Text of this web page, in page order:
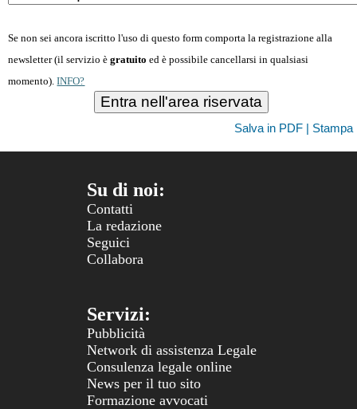
Se non sei ancora iscritto l'uso di questo form comporta la registrazione alla
newsletter (il servizio ègratuito ed è possibile cancellarsi in qualsiasi
momento).INFO?
Salva in PDF | Stampa
Su di noi:
Contatti
La redazione
Seguici
Collabora
Servizi:
Pubblicità
Network di assistenza Legale
Consulenza legale online
News per il tuo sito
Formazione avvocati